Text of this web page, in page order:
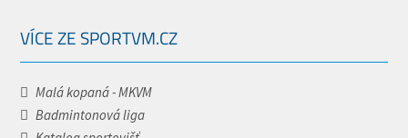
VÍCE ZE SPORTVM.CZ
Malá kopaná - MKVM
Badmintonová liga